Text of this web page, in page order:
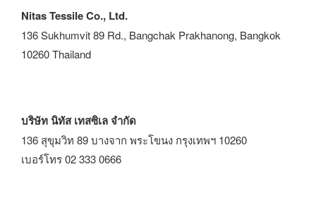
Nitas Tessile Co., Ltd.
136 Sukhumvit 89 Rd., Bangchak Prakhanong, Bangkok
10260 Thailand
บริษัท นิทัส เทสซิเล จำกัด
136 สุขุมวิท 89 บางจาก พระโขนง กรุงเทพฯ 10260
เบอร์โทร 02 333 0666